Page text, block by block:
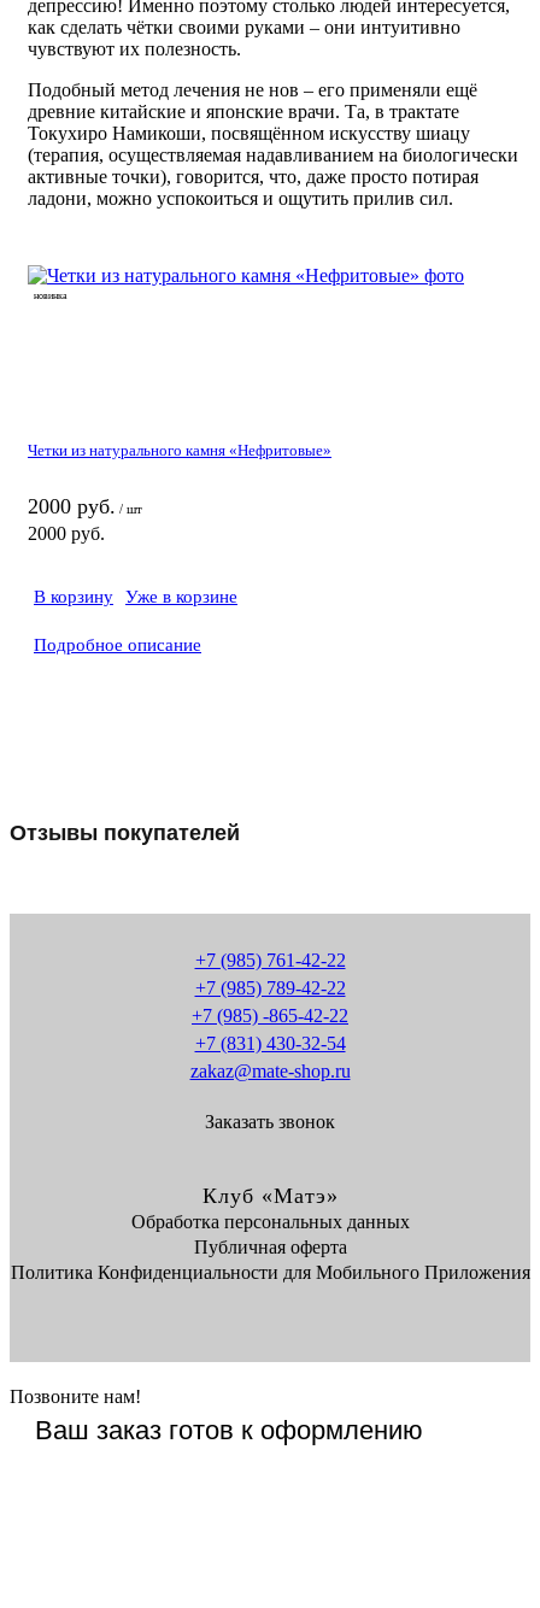
депрессию! Именно поэтому столько людей интересуется,
как сделать чётки своими руками – они интуитивно
чувствуют их полезность.
Подобный метод лечения не нов – его применяли ещё
древние китайские и японские врачи. Та, в трактате
Токухиро Намикоши, посвящённом искусству шиацу
(терапия, осуществляемая надавливанием на биологически
активные точки), говорится, что, даже просто потирая
ладони, можно успокоиться и ощутить прилив сил.
новинка
Четки из натурального камня «Нефритовые»
2000 руб. / шт
2000 руб.
В корзину Уже в корзине
Подробное описание
Отзывы покупателей
+7 (985) 761-42-22
+7 (985) 789-42-22
+7 (985) -865-42-22
+7 (831) 430-32-54
zakaz@mate-shop.ru
Заказать звонок
Клуб «Матэ»
Обработка персональных данных
Публичная оферта
Политика Конфиденциальности для Мобильного Приложения
Позвоните нам!
Ваш заказ готов к оформлению